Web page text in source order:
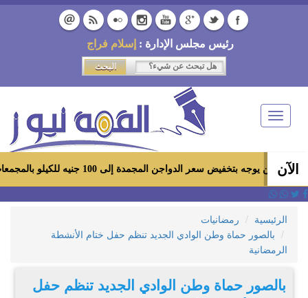
رئيس مجلس الإدارة : إسلام فراج
Toggle
navigation
الآن
سعر الدواجن المجمدة إلى 100 جنيه للكيلو بالمجمعات الاستهلاكية ومعارض «أهلاً رمضان»
الرئيسية
رمضانيات
بالصور حماة وطن الوادي الجديد تنظم حفل ختام الأنشطة
الرمضانية
بالصور حماة وطن الوادي الجديد تنظم حفل